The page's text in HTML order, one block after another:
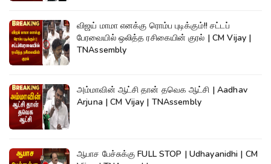
விஜய் மாமா எனக்கு ரொம்ப புடிக்கும்!! சட்டப்
பேரவையில் ஒலித்த ரசிகையின் குரல் | CM Vijay |
TNAssembly
அம்மாவின் ஆட்சி தான் தவெக ஆட்சி | Aadhav
Arjuna | CM Vijay | TNAssembly
ஆபாச பேச்சுக்கு FULL STOP | Udhayanidhi | CM